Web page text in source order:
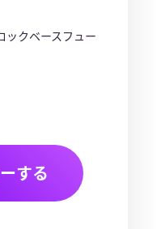
ックベースフュー
する